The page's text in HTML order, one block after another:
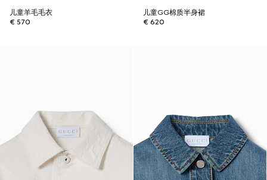
儿童羊毛毛衣
€ 570
儿童GG棉质半身裙
€ 620